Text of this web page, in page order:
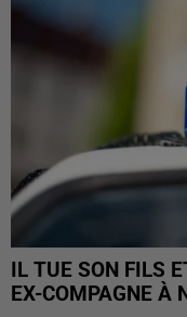
IL TUE SON FILS
EX-COMPAGNE À